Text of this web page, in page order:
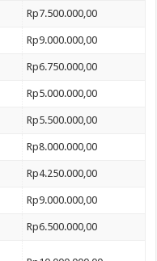
Rp7.500.000,00
Rp9.000.000,00
Rp6.750.000,00
Rp5.000.000,00
Rp5.500.000,00
Rp8.000.000,00
Rp4.250.000,00
Rp9.000.000,00
Rp6.500.000,00